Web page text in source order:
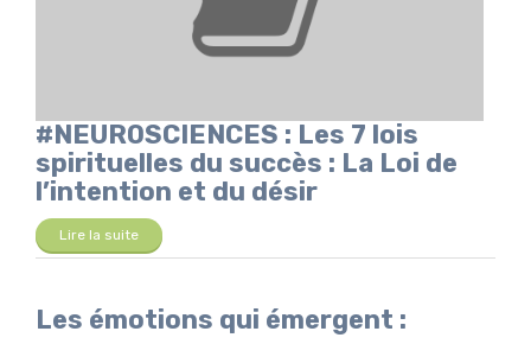
#NEUROSCIENCES : Les 7 lois
spirituelles du succès : La Loi de
l’intention et du désir
Lire la suite
Les émotions qui émergent :